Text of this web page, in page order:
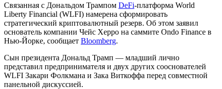
Связанная с Дональдом Трампом DeFi-платформа World
Liberty Financial (WLFI) намерена сформировать
стратегический криптовалютный резерв. Об этом заявил
основатель компании Чейс Херро на саммите Ondo Finance в
Нью-Йорке, сообщает Bloomberg.
Сын президента Дональд Трамп — младший лично
представил предпринимателя и двух других сооснователей
WLFI Закари Фолкмана и Зака Виткоффа перед совместной
панельной дискуссией.